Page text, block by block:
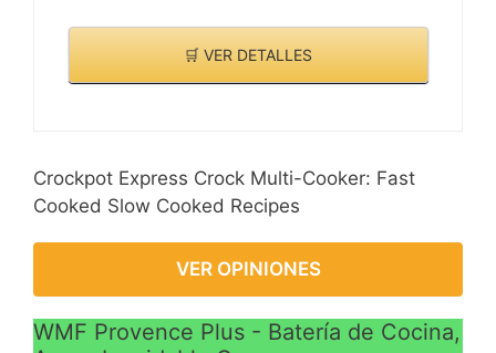
🛒 VER DETALLES
Crockpot Express Crock Multi-Cooker: Fast
Cooked Slow Cooked Recipes
VER OPINIONES
WMF Provence Plus - Batería de Cocina,